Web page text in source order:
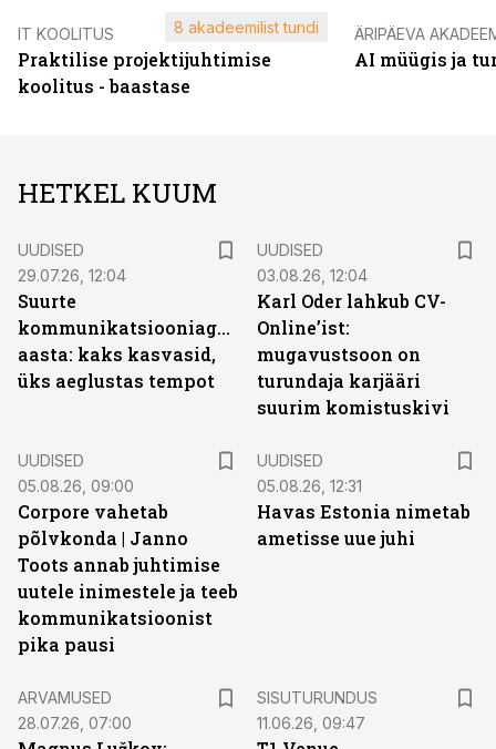
IT KOOLITUS
Praktilise projektijuhtimise
koolitus - baastase
8 akadeemilist tundi ÄRIPÄEVA
AI müügis ja
HETKEL KUUM
UUDISED
29.07.26, 12:04
Suurte
kommunikatsiooniagentuuride
aasta: kaks kasvasid,
üks aeglustas tempot
UUDISED
03.08.26, 12:04
Karl Oder lahkub CV-
Online’ist:
mugavustsoon on
turundaja karjääri
suurim komistuskivi
UUDISED
05.08.26, 09:00
Corpore vahetab
põlvkonda | Janno
Toots annab juhtimise
uutele inimestele ja teeb
kommunikatsioonist
pika pausi
UUDISED
05.08.26, 12:31
Havas Estonia nimetab
ametisse uue juhi
ARVAMUSED
28.07.26, 07:00
SISUTURUNDUS
11.06.26, 09:47